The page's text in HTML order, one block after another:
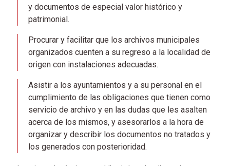
y documentos de especial valor histórico y
patrimonial.
Procurar y facilitar que los archivos municipales
organizados cuenten a su regreso a la localidad de
origen con instalaciones adecuadas.
Asistir a los ayuntamientos y a su personal en el
cumplimiento de las obligaciones que tienen como
servicio de archivo y en las dudas que les asalten
acerca de los mismos, y asesorarlos a la hora de
organizar y describir los documentos no tratados y
los generados con posterioridad.